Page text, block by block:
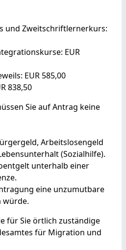
und Zweitschriftlernerkurs:
EUR
EUR 585,00
838,50
Sie auf Antrag keine
Arbeitslosengeld
(Sozialhilfe).
unterhalb einer
eine unzumutbare
würde.
für Sie örtlich zuständige
für Migration und